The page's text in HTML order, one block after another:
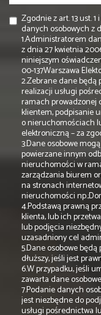
Zgodnie z art. 13 ust.
danych osobowych z
1.Administratorem
z dnia 27 kwietnia
niniejszym
00-137Warszawa
2.Zebrane dane
realizacji usługi
ramach prowadzonej
klientem, podpisanie
o nieruchomościach
elektroniczną – za
3.Dane osobowe
powierzane innym
nieruchomości w
zarządzania biurem
na stronach
nieruchomości
4.Podstawą prawną
klienta, lub ich
lub podjęcia
uzasadniony cel
5.Dane osobowe
dłuższy, jeśli jest
6.W przypadku, jeśli
zawarta dane
7.Podanie danych
jest niezbędne do
usługi pośrednictwa